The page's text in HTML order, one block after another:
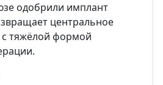
одобрили имплант
центральное
тяжёлой формой